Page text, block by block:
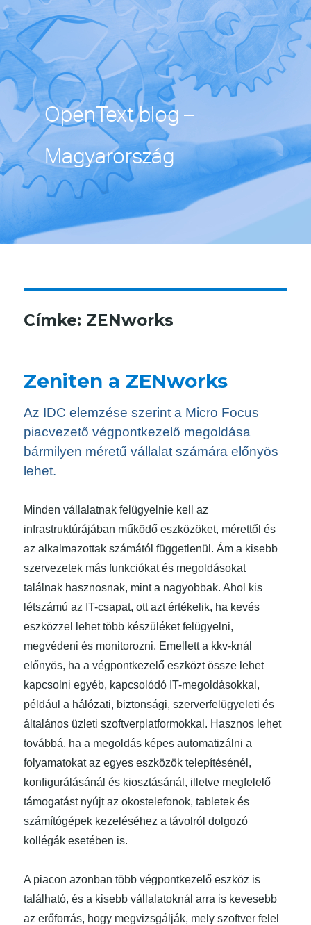
OpenText blog –
Magyarország
Címke: ZENworks
Zeniten a ZENworks
Az IDC elemzése szerint a Micro Focus
piacvezető végpontkezelő megoldása
bármilyen méretű vállalat számára előnyös
lehet.
Minden vállalatnak felügyelnie kell az
infrastruktúrájában működő eszközöket, mérettől és
az alkalmazottak számától függetlenül. Ám a kisebb
szervezetek más funkciókat és megoldásokat
találnak hasznosnak, mint a nagyobbak. Ahol kis
létszámú az IT-csapat, ott azt értékelik, ha kevés
eszközzel lehet több készüléket felügyelni,
megvédeni és monitorozni. Emellett a kkv-knál
előnyös, ha a végpontkezelő eszközt össze lehet
kapcsolni egyéb, kapcsolódó IT-megoldásokkal,
például a hálózati, biztonsági, szerverfelügyeleti és
általános üzleti szoftverplatformokkal. Hasznos lehet
továbbá, ha a megoldás képes automatizálni a
folyamatokat az egyes eszközök telepítésénél,
konfigurálásánál és kiosztásánál, illetve megfelelő
támogatást nyújt az okostelefonok, tabletek és
számítógépek kezeléséhez a távolról dolgozó
kollégák esetében is.
A piacon azonban több végpontkezelő eszköz is
található, és a kisebb vállalatoknál arra is kevesebb
az erőforrás, hogy megvizsgálják, mely szoftver felel